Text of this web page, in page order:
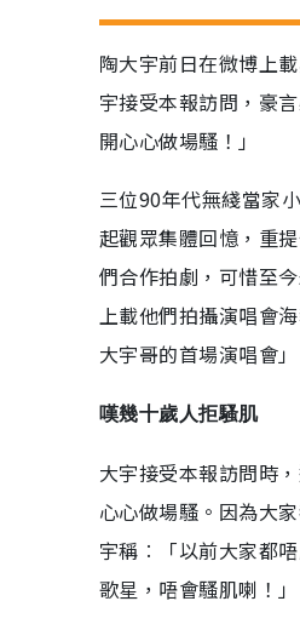
陶大宇前日在微博上
宇接受本報訪問，豪
開心心做場騷！」
三位90年代無綫當家
起觀眾集體回憶，重
們合作拍劇，可惜至
上載他們拍攝演唱會
大宇哥的首場演唱會
嘆幾十歲人拒騷肌
大宇接受本報訪問時
心心做場騷。因為大
宇稱︰「以前大家都
歌星，唔會騷肌喇！」